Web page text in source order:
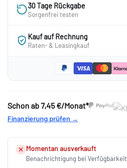
30 Tage Rückgabe
Sorgenfrei testen
Kauf auf Rechnung
Raten- & Leasingkauf
Schon ab7,45 €/Monat*
Finanzierung prüfen →
✕ Momentan ausverkauft
Benachrichtigung bei Verfügbarkeit